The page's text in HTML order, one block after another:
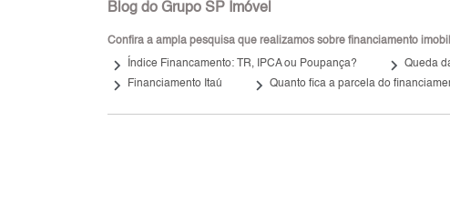
Blog do Grupo SP Imóvel
Confira a ampla pesquisa que realizamos sobre financiamento
keyboard_arrow_right Índice Financamento: TR, IPCA ou Poupança? keyboard_arrow_right Queda
keyboard_arrow_right Financiamento Itaú keyboard_arrow_right Quanto fica a parcela do